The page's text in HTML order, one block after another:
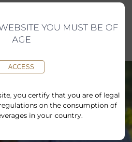
YOU MUST BE OF
AGE
ACCESS
you certify that you are of legal
on the consumption of
in your country.